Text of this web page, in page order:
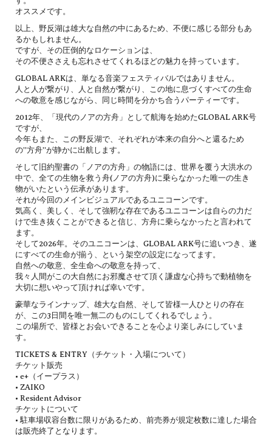
オススメです。
以上、野反湖は雄大な自然の中にあるため、不便に感じる部分もあ
るかもしれません。
ですが、その圧倒的なロケーションは、
その不便ささえも忘れさせてくれるほどの魅力を持っています。
GLOBAL ARKは、単なる音楽フェスティバルではありません。
人と人が繋がり、人と自然が繋がり、この地に息づくすべての生命
への敬意を感じながら、同じ時間を分かち合うパーティーです。
2012年、「現代のノアの方舟」として航海を始めたGLOBAL ARK号
ですが、
今年もまた、この野反湖で、それぞれが本来の自分へと還るため
の”方舟”が静かに出航します。
そして旧約聖書の「ノアの方舟」の物語には、世界を覆う大洪水の
中で、全ての生物を救う舟(ノアの方舟)に乗らなかった唯一の生き
物がいたという伝承があります。
それが今回のメインビジュアルであるユニコーンです。
気高く、美しく、そして強靭な存在であるユニコーンは自らの力だ
けで生き抜くことができると信じ、方舟に乗らなかったと言われて
ます。
そして2026年。そのユニコーンは、GLOBAL ARK号に追いつき、遂
にすべての生命が揃う、という架空の設定になってます。
自然への敬意、全生命への敬意を持って、
我々人間がこの大自然にお邪魔させて頂く謙虚な心持ちで動植物を
大切に想いやって頂ければ幸いです。
豪華なラインナップ、雄大な自然、そして皆様一人ひとりの存在
が、この3日間を唯一無二のものにしてくれるでしょう。
この場所で、皆様とお会いできることを心より楽しみにしていま
す。
TICKETS & ENTRY（チケット・入場について）
チケット販売
• e+（イープラス）
• ZAIKO
• Resident Advisor
チケットについて
• 駐車場収容台数に限りがあるため、前売券が規定枚数に達した場合
は販売終了となります。